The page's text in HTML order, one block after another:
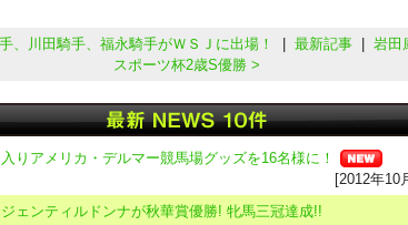
、川田騎手、福永騎手がＷＳＪに出場！ 最新記事| 岩田
スポーツ杯2歳S優勝 >
りアメリカ・デルマー競馬場グッズを16名様に！
[2012年10
ェンティルドンナが秋華賞優勝! 牝馬三冠達成!!